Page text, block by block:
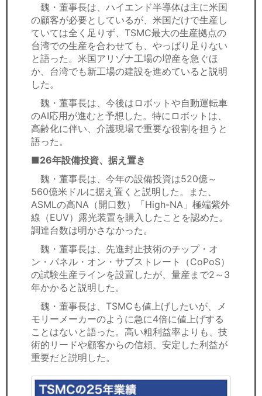
魏・董事長は、ハイエンド半導体は主に米国
の顧客が必要としているが、米国だけで生産し
ていては全く足りず、TSMC最大の生産拠点の
台湾での生産を合わせても、やっぱり足りない
と語った。米国アリゾナ工場の増産を急ぐほ
か、台湾でも新工場の建設を進めていると説明
した。
魏・董事長は、今後はロボットや自動運転車
のAI応用が進むと予想した。特にロボットは、
高齢化に伴い、介護現場で重要な役割を担うと
語った。
■26年設備投資、据え置き
魏・董事長は、今年の設備投資は520億～
560億米ドルに据え置くと説明した。また、
ASMLの高NA（開口数）「High-NA」極端紫外
線（EUV）露光装置を購入したことを認めた。
調達台数は明かさなかった。
魏・董事長は、先進封止技術のチップ・オ
ン・パネル・オン・サブストレート（CoPoS）
の試験生産ラインを設置したが、量産まで2～3
年かかると説明した。
魏・董事長は、TSMCも値上げしたいが、メ
モリーメーカーのように急に4倍に値上げする
ことはないと語った。高い粗利益率よりも、技
術的リードや顧客からの信頼、安定した利益が
重要だと説明した。